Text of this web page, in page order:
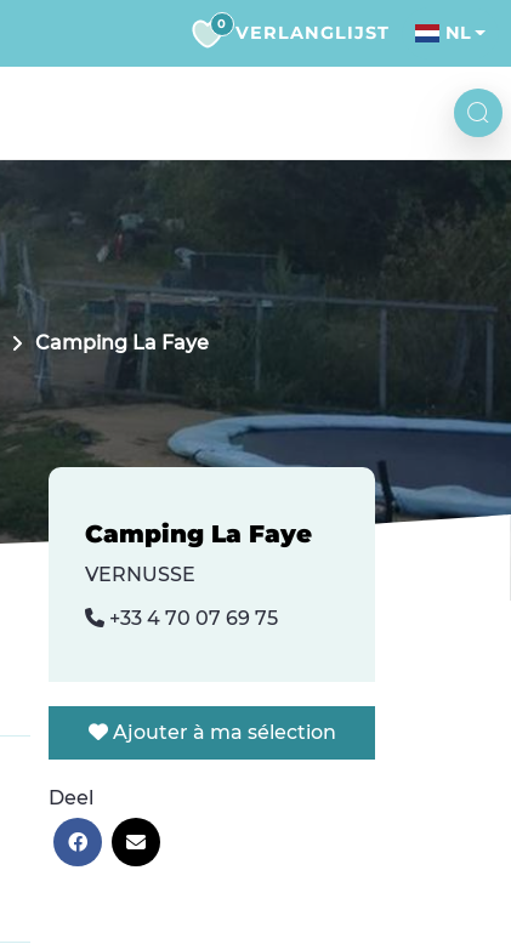
0 VERLANGLIJST NL
Camping La Faye
Camping La Faye
VERNUSSE
+33 4 70 07 69 75
Ajouter à ma sélection
Deel